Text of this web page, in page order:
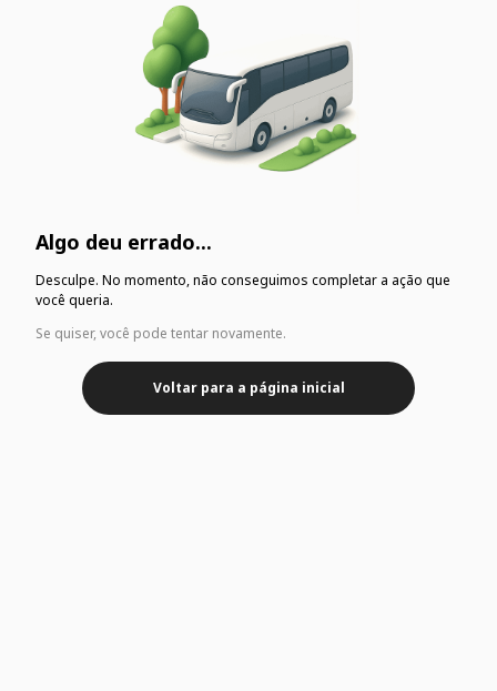
Algo deu errado...
Desculpe. No momento, não conseguimos completar a ação que
você queria.
Se quiser, você pode tentar novamente.
Voltar para a página inicial